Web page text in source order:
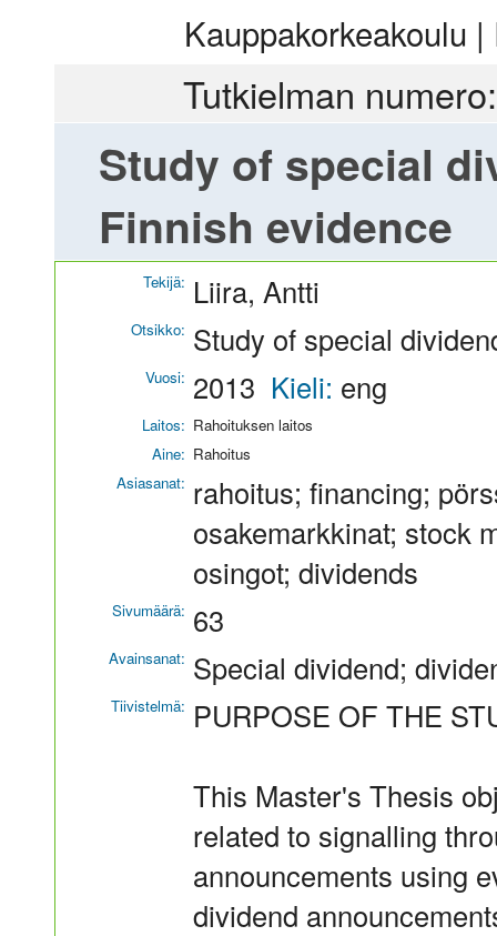
Kauppakorkeakoulu
Tutkielman
Study of special
Finnish evidence
Tekijä: Liira, Antti
Otsikko: Study of special
Vuosi: 2013 Kieli: eng
Laitos: Rahoituksen laitos
Aine: Rahoitus
Asiasanat: rahoitus; financing;
osakemarkkinat; stock
osingot; dividends
Sivumäärä: 63
Avainsanat: Special dividend;
Tiivistelmä: PURPOSE OF THE
This Master's Thesis
related to signalling
announcements using
dividend